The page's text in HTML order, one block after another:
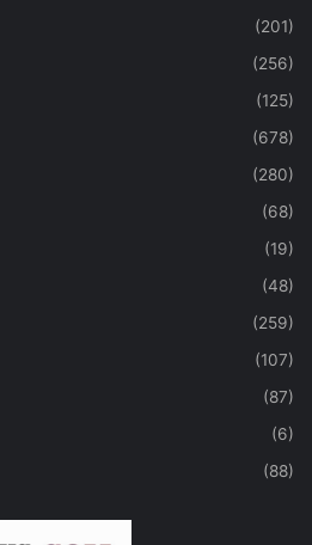
(201)
(256)
(125)
(678)
(280)
(68)
(19)
(48)
(259)
(107)
(87)
(6)
(88)